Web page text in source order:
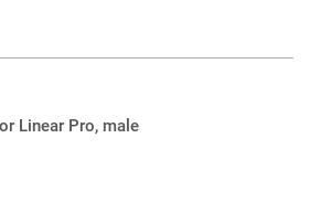
Linear Pro, male